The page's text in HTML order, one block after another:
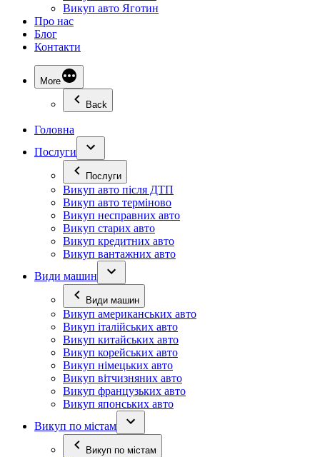
Викуп авто Яготин
Про нас
Блог
Контакти
More
Back
Головна
Послуги
Послуги
Викуп авто після ДТП
Викуп авто терміново
Викуп несправних авто
Викуп старих авто
Викуп кредитних авто
Викуп вантажних авто
Види машин
Види машин
Викуп американських авто
Викуп італійських авто
Викуп китайських авто
Викуп корейських авто
Викуп німецьких авто
Викуп вітчизняних авто
Викуп французьких авто
Викуп японських авто
Викуп по містам
Викуп по містам